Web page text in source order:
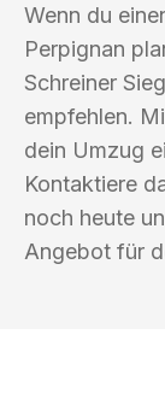
Wenn du
Perpignan
Schreiner
empfehlen.
dein Umzug
Kontaktiere
noch heute
Angebot für